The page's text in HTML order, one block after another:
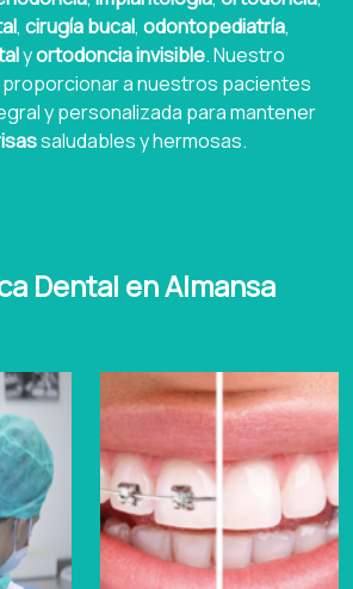
, cirugía bucal, odontopediatría,
yortodoncia invisible. Nuestro
a nuestros pacientes
y personalizada para mantener
saludables y hermosas.
Dental en Almansa